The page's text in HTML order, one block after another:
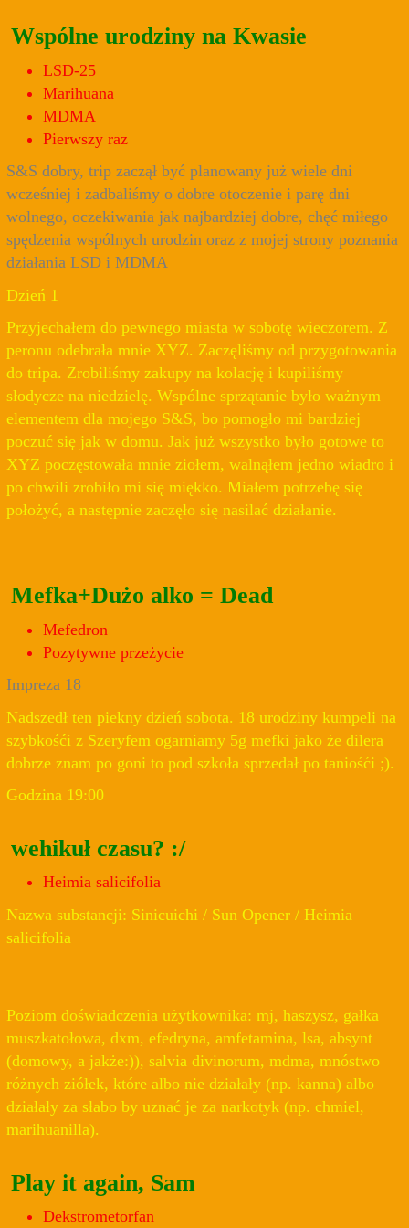
Wspólne urodziny na Kwasie
LSD-25
Marihuana
MDMA
Pierwszy raz
S&S dobry, trip zaczął być planowany już wiele dni
wcześniej i zadbaliśmy o dobre otoczenie i parę dni
wolnego, oczekiwania jak najbardziej dobre, chęć miłego
spędzenia wspólnych urodzin oraz z mojej strony poznania
działania LSD i MDMA
Dzień 1
Przyjechałem do pewnego miasta w sobotę wieczorem. Z
peronu odebrała mnie XYZ. Zaczęliśmy od przygotowania
do tripa. Zrobiliśmy zakupy na kolację i kupiliśmy
słodycze na niedzielę. Wspólne sprzątanie było ważnym
elementem dla mojego S&S, bo pomogło mi bardziej
poczuć się jak w domu. Jak już wszystko było gotowe to
XYZ poczęstowała mnie ziołem, walnąłem jedno wiadro i
po chwili zrobiło mi się miękko. Miałem potrzebę się
położyć, a następnie zaczęło się nasilać działanie.
Mefka+Dużo alko = Dead
Mefedron
Pozytywne przeżycie
Impreza 18
Nadszedł ten piekny dzień sobota. 18 urodziny kumpeli na
szybkośći z Szeryfem ogarniamy 5g mefki jako że dilera
dobrze znam po goni to pod szkoła sprzedał po taniośći ;).
Godzina 19:00
wehikuł czasu? :/
Heimia salicifolia
Nazwa substancji: Sinicuichi / Sun Opener / Heimia
salicifolia
Poziom doświadczenia użytkownika: mj, haszysz, gałka
muszkatołowa, dxm, efedryna, amfetamina, lsa, absynt
(domowy, a jakże:)), salvia divinorum, mdma, mnóstwo
różnych ziółek, które albo nie działały (np. kanna) albo
działały za słabo by uznać je za narkotyk (np. chmiel,
marihuanilla).
Play it again, Sam
Dekstrometorfan